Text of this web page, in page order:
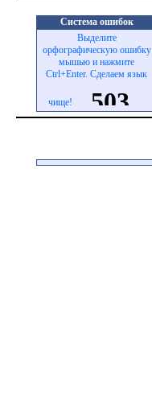
Система ошибок
Выделите
орфографическую ошибку
мышью и нажмите
Ctrl+Enter. Сделаем язык
чище!